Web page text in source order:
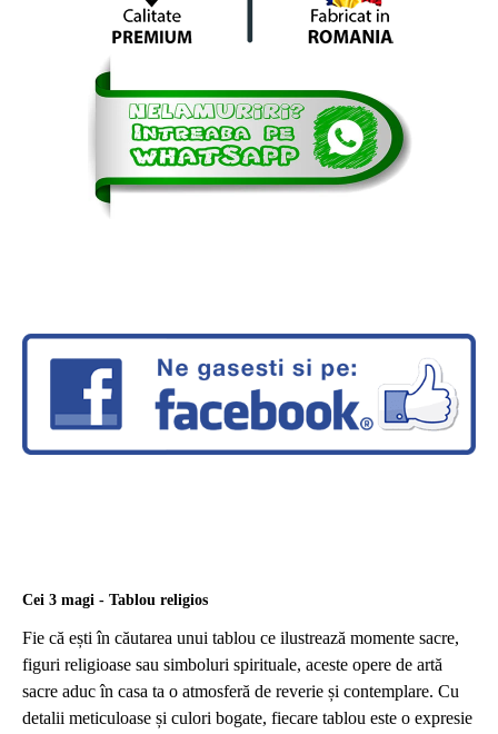
Cei 3 magi - Tablou religios
Fie că ești în căutarea unui tablou ce ilustrează momente sacre,
figuri religioase sau simboluri spirituale, aceste opere de artă
sacre aduc în casa ta o atmosferă de reverie și contemplare. Cu
detalii meticuloase și culori bogate, fiecare tablou este o expresie